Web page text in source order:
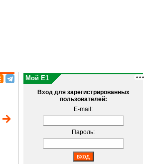
Мой E1
Вход для зарегистрированных
пользователей:
E-mail:
Пароль: